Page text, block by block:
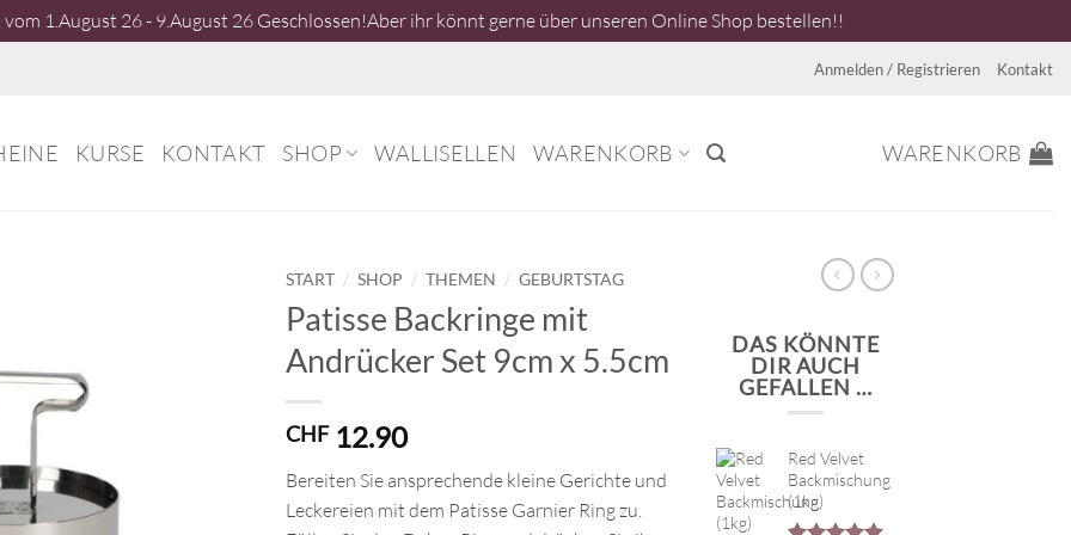
1.August 26 - 9.August 26 Geschlossen!Aber ihr könnt gerne über unseren Online Shop bestellen!!
Anmelden / Registrieren Kontakt
KURSE KONTAKT SHOP WALLISELLEN WARENKORB WARENKORB
START / SHOP / THEMEN / GEBURTSTAG
Patisse Backringe mit
Andrücker Set 9cm x 5.5cm
CHF12.90
Bereiten Sie ansprechende kleine Gerichte und
Leckereien mit dem Patisse Garnier Ring zu.
DAS KÖNNTE
DIR AUCH
GEFALLEN …
Red Velvet
Backmischung
(1kg)